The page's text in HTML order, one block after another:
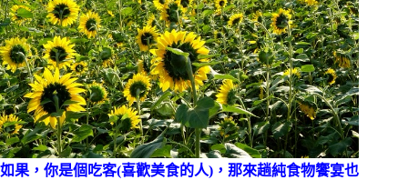
如果，你是個吃客(喜歡美食的人)，那來趟純食物饗宴也